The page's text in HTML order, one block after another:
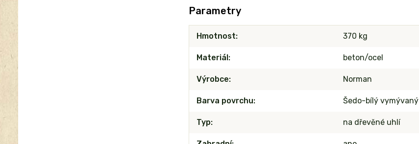
Parametry
Hmotnost 370 kg
Materiál beton/ocel
Výrobce Norman
Barva povrchu Šedo-bílý vymývaný
Typ na dřevěné uhlí